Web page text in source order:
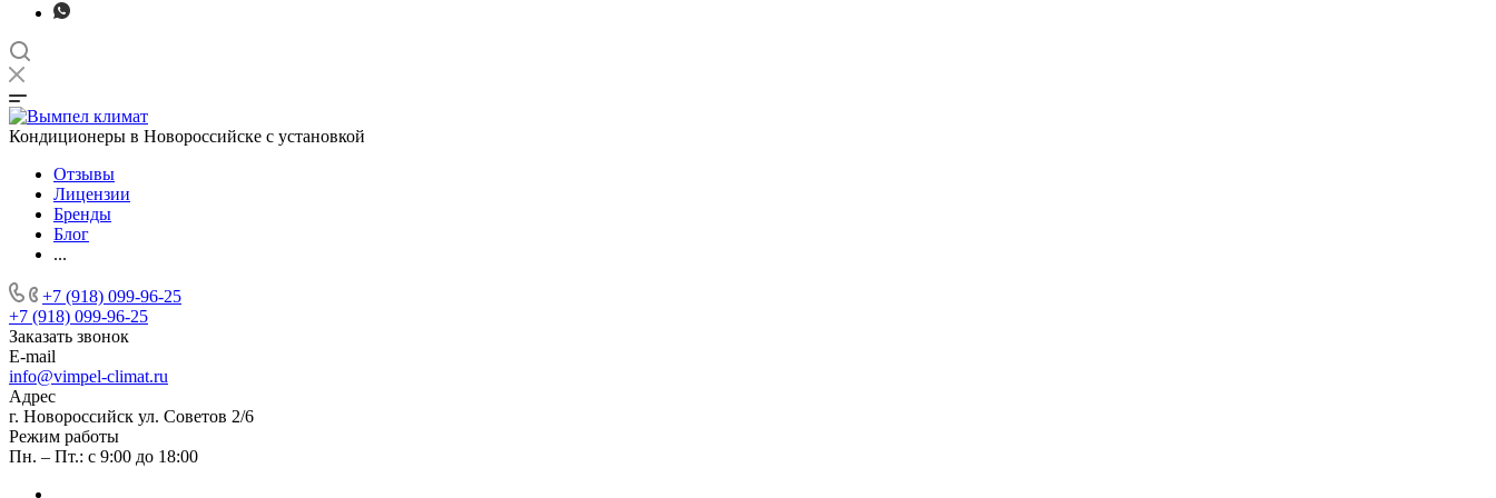
Кондиционеры в Новороссийске с установкой
Отзывы
Лицензии
Бренды
Блог
...
+7 (918) 099-96-25
+7 (918) 099-96-25
Заказать звонок
E-mail
info@vimpel-climat.ru
Адрес
г. Новороссийск ул. Советов 2/6
Режим работы
Пн. – Пт.: с 9:00 до 18:00